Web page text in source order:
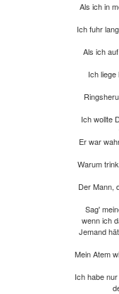
Als ich in
Ich fuhr
Als ich
Ich
Ich wollte
Er war
Warum
Der Mann,
Sag'
wenn ich
Jemand
Mein Atem
Ich habe